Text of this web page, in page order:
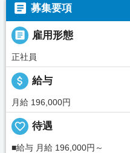
 募集要項
 雇用形態
正社員
attach_money 給与
月給 196,000円
favorite_border 待遇
■給与 月給 196,000円～